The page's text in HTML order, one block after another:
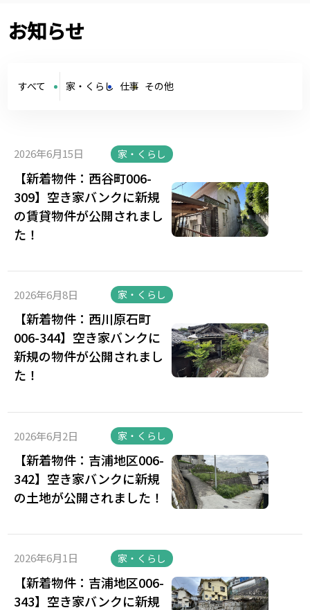
お知らせ
すべて 家・くらし 仕事 その他
2026年6月15日 家・くらし
【新着物件：西谷町006-
309】空き家バンクに新規
の賃貸物件が公開されまし
た！
2026年6月8日 家・くらし
【新着物件：西川原石町
006-344】空き家バンクに
新規の物件が公開されまし
た！
2026年6月2日 家・くらし
【新着物件：吉浦地区006-
342】空き家バンクに新規
の土地が公開されました！
2026年6月1日 家・くらし
【新着物件：吉浦地区006-
343】空き家バンクに新規